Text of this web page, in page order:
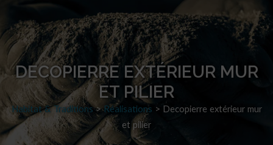
DECOPIERRE EXTÉRIEUR MUR
ET PILIER
Habitat & Traditions>Réalisations > Decopierre extérieur mur
et pilier